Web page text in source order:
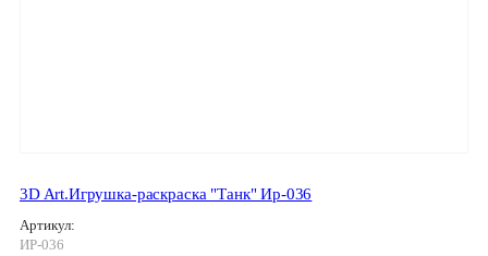
3D Art.Игрушка-раскраска "Танк" Ир-036
Артикул:
ИР-036